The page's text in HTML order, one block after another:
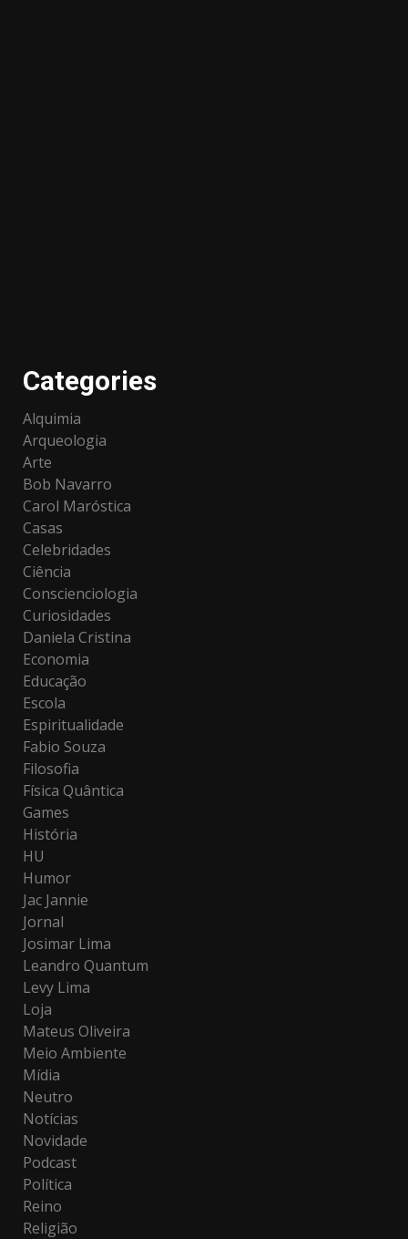
Categories
Alquimia
Arqueologia
Arte
Bob Navarro
Carol Maróstica
Casas
Celebridades
Ciência
Conscienciologia
Curiosidades
Daniela Cristina
Economia
Educação
Escola
Espiritualidade
Fabio Souza
Filosofia
Física Quântica
Games
História
HU
Humor
Jac Jannie
Jornal
Josimar Lima
Leandro Quantum
Levy Lima
Loja
Mateus Oliveira
Meio Ambiente
Mídia
Neutro
Notícias
Novidade
Podcast
Política
Reino
Religião